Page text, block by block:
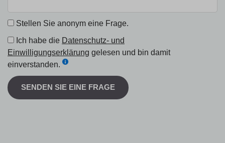
Stellen Sie anonym eine Frage.
Ich habe die Datenschutz- und
Einwilligungserklärung gelesen und bin damit
einverstanden.
SENDEN SIE EINE FRAGE